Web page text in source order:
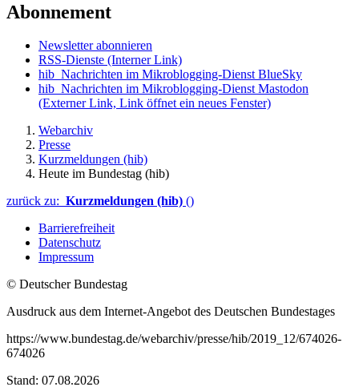
Abonnement
Newsletter abonnieren
RSS-Dienste (Interner Link)
hib_Nachrichten im Mikroblogging-Dienst BlueSky
hib_Nachrichten im Mikroblogging-Dienst Mastodon
(Externer Link, Link öffnet ein neues Fenster)
Webarchiv
Presse
Kurzmeldungen (hib)
Heute im Bundestag (hib)
zurück zu: Kurzmeldungen (hib) ()
Barrierefreiheit
Datenschutz
Impressum
© Deutscher Bundestag
Ausdruck aus dem Internet-Angebot des Deutschen Bundestages
https://www.bundestag.de/webarchiv/presse/hib/2019_12/674026-
674026
Stand: 07.08.2026